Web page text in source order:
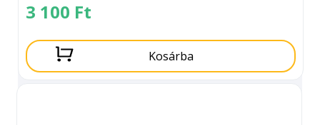
3 100 Ft
Kosárba